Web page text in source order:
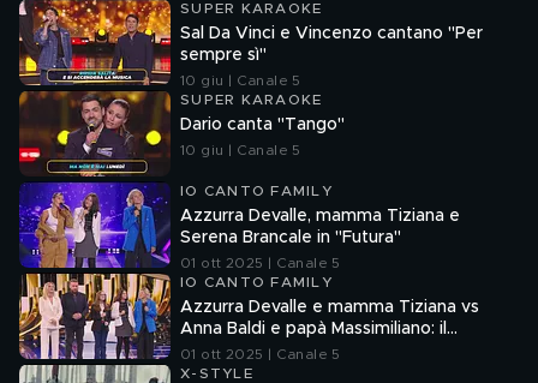
SUPER KARAOKE
Sal Da Vinci e Vincenzo cantano "Per
sempre sì"
10 giu | Canale 5
SUPER KARAOKE
Dario canta "Tango"
10 giu | Canale 5
IO CANTO FAMILY
Azzurra Devalle, mamma Tiziana e
Serena Brancale in "Futura"
01 ott 2025 | Canale 5
IO CANTO FAMILY
Azzurra Devalle e mamma Tiziana vs
Anna Baldi e papà Massimiliano: il
verdetto dei giudici
01 ott 2025 | Canale 5
X-STYLE